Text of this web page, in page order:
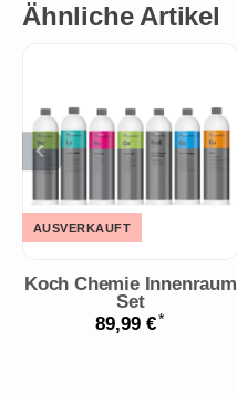
Ähnliche Artikel
AUSVERKAUFT
Koch Chemie Innenraum
Set
89,99 €*